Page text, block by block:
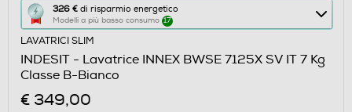
326 € di risparmio energetico
Modelli a più basso consumo 17
Questa
azione
aprirà
il
Calcolatore
di
LAVATRICI SLIM
INDESIT - Lavatrice INNEX BWSE 7125X SV IT 7 Kg
Classe B-Bianco
€ 349,00